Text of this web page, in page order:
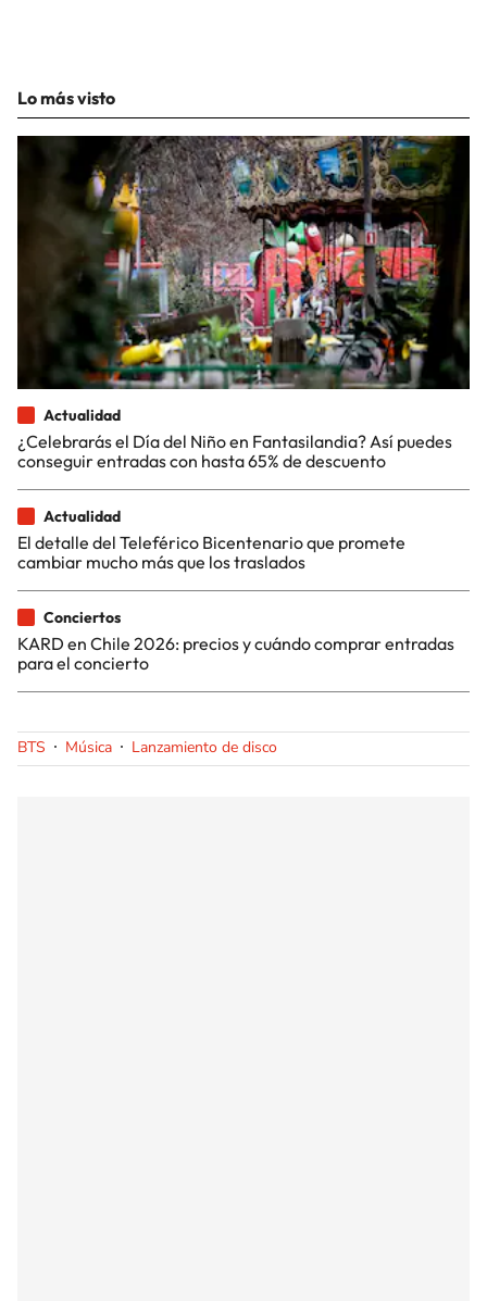
Lo más visto
Actualidad
¿Celebrarás el Día del Niño en Fantasilandia? Así puedes
conseguir entradas con hasta 65% de descuento
Actualidad
El detalle del Teleférico Bicentenario que promete
cambiar mucho más que los traslados
Conciertos
KARD en Chile 2026: precios y cuándo comprar entradas
para el concierto
BTS Música Lanzamiento de disco